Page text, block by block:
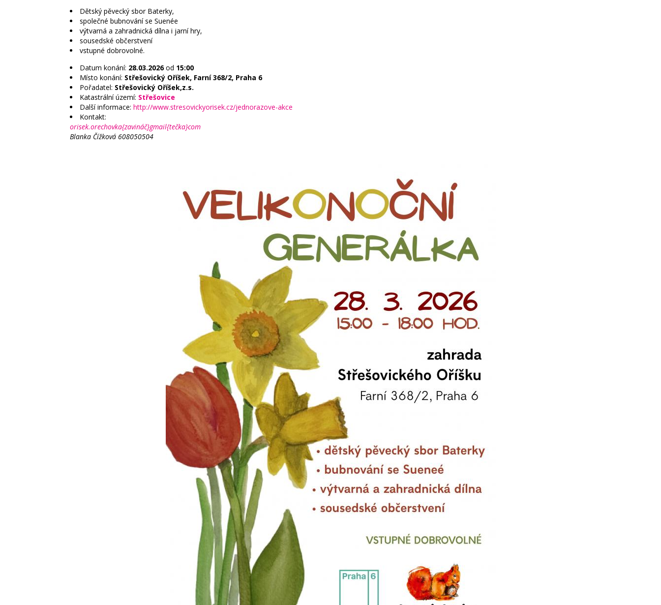
Dětský pěvecký sbor Baterky,
společné bubnování se Suenée
výtvarná a zahradnická dílna i jarní hry,
sousedské občerstvení
vstupné dobrovolné.
Datum konání: 28.03.2026od 15:00
Místo konání: Střešovický Oříšek, Farní 368/2, Praha 6
Pořadatel: Střešovický Oříšek,z.s.
Katastrální území: Střešovice
Další informace: http://www.stresovickyorisek.cz/jednorazove-akce
Kontakt:
orisek.orechovka{zavináč}gmail{tečka}com
Blanka Čížková 608050504